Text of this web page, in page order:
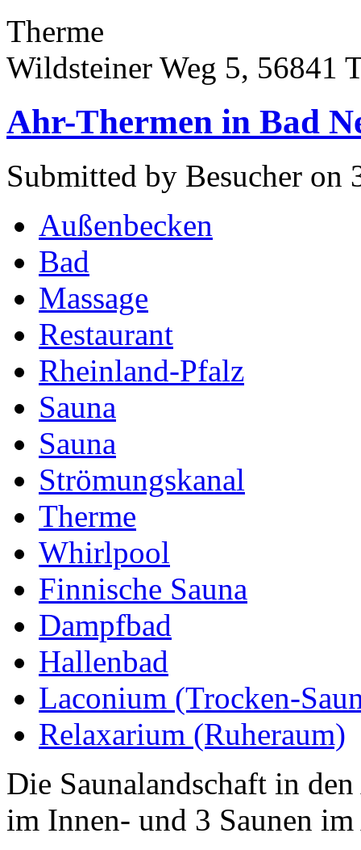
Therme
Wildsteiner Weg 5, 56841
Ahr-Thermen in Bad
Submitted by Besucher on
Außenbecken
Bad
Massage
Restaurant
Rheinland-Pfalz
Sauna
Sauna
Strömungskanal
Therme
Whirlpool
Finnische Sauna
Dampfbad
Hallenbad
Laconium (Trocken-
Relaxarium (Ruheraum)
Die Saunalandschaft in
im Innen- und 3 Saunen